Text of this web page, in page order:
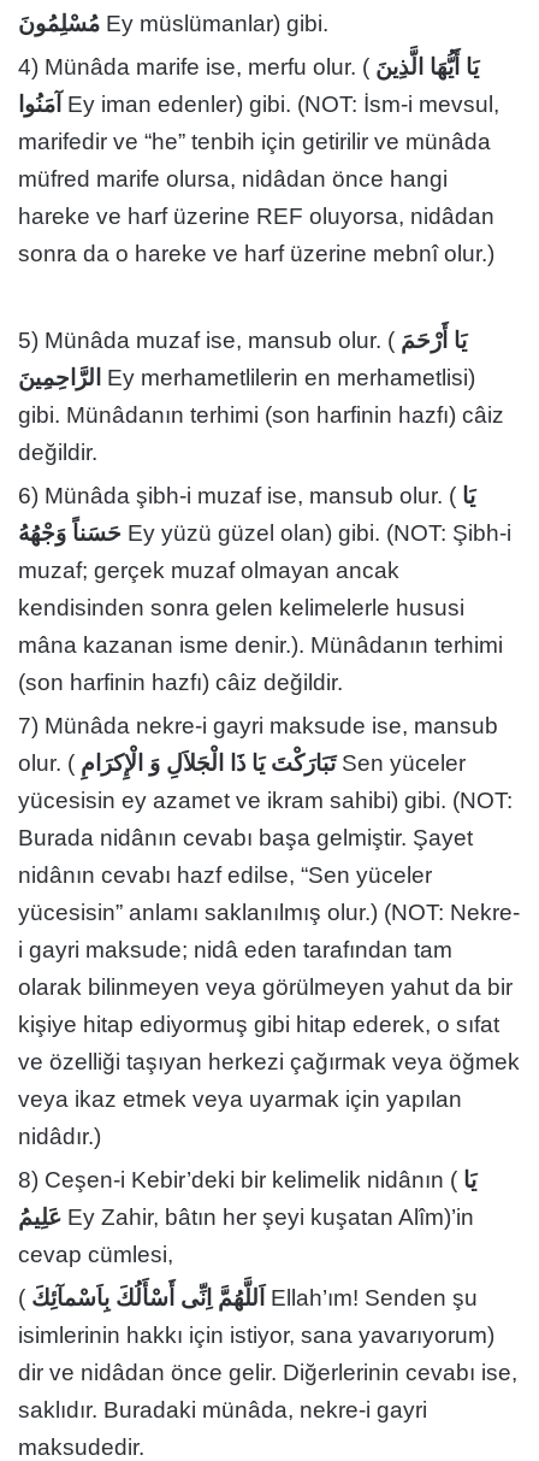
مُسْلِمُونَ Ey müslümanlar) gibi.
4) Münâda marife ise, merfu olur. ( يَا أَيُّهَا الَّذِينَ
آمَنُوا Ey iman edenler) gibi. (NOT: İsm-i mevsul,
marifedir ve “he” tenbih için getirilir ve münâda
müfred marife olursa, nidâdan önce hangi
hareke ve harf üzerine REF oluyorsa, nidâdan
sonra da o hareke ve harf üzerine mebnî olur.)
5) Münâda muzaf ise, mansub olur. ( يَا أَرْحَمَ
الرَّاحِمِينَ Ey merhametlilerin en merhametlisi)
gibi. Münâdanın terhimi (son harfinin hazfı) câiz
değildir.
6) Münâda şibh-i muzaf ise, mansub olur. ( يَا
حَسَناً وَجْهُهُ Ey yüzü güzel olan) gibi. (NOT: Şibh-i
muzaf; gerçek muzaf olmayan ancak
kendisinden sonra gelen kelimelerle hususi
mâna kazanan isme denir.). Münâdanın terhimi
(son harfinin hazfı) câiz değildir.
7) Münâda nekre-i gayri maksude ise, mansub
olur. ( تَبَارَكْتَ يَا ذَا الْجَلاَلِ وَ الْإِكرَامِSen yüceler
yücesisin ey azamet ve ikram sahibi) gibi. (NOT:
Burada nidânın cevabı başa gelmiştir. Şayet
nidânın cevabı hazf edilse, “Sen yüceler
yücesisin” anlamı saklanılmış olur.) (NOT: Nekre-
i gayri maksude; nidâ eden tarafından tam
olarak bilinmeyen veya görülmeyen yahut da bir
kişiye hitap ediyormuş gibi hitap ederek, o sıfat
ve özelliği taşıyan herkezi çağırmak veya öğmek
veya ikaz etmek veya uyarmak için yapılan
nidâdır.)
8) Ceşen-i Kebir’deki bir kelimelik nidânın ( يَا
عَلِيمُ Ey Zahir, bâtın her şeyi kuşatan Alîm)’in
cevap cümlesi,
( اَللَّهُمَّ اِنِّى أَسْأَلُكَ بِاَسْمآئِكَ Ellah’ım! Senden şu
isimlerinin hakkı için istiyor, sana yavarıyorum)
dir ve nidâdan önce gelir. Diğerlerinin cevabı ise,
saklıdır. Buradaki münâda, nekre-i gayri
maksudedir.